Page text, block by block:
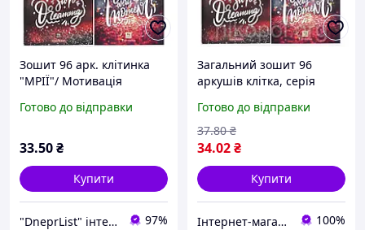
Зошит 96 арк. клітинка
"МРІЇ"/ Мотивація
Готово до відправки
33.50₴
Купити
"DneprList" інтернет магазин 97%
Загальний зошит 96
аркушів клітка, серія
білизна 100%
Готово до відправки
34.02₴
37.80 ₴
Купити
Інтернет-магазин NikopoL - канцтовари для школи та офісу 100%